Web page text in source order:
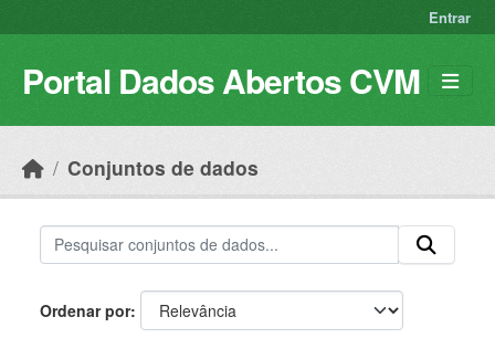
Entrar
Portal Dados Abertos CVM
Conjuntos de dados
Ordenar por